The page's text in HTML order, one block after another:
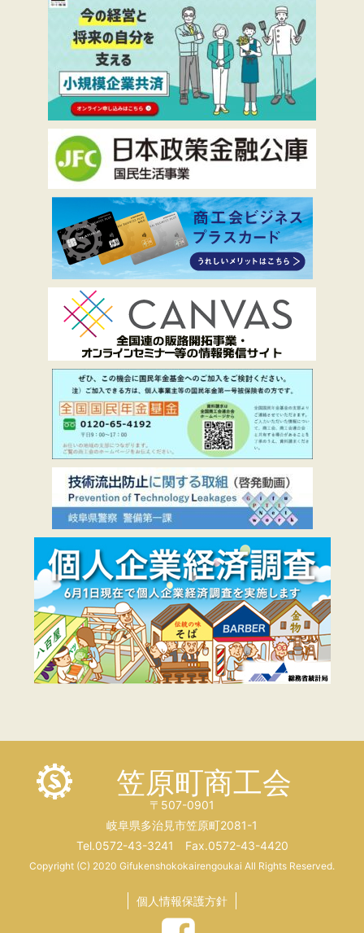
笠原町商工会
〒507-0901
岐阜県多治見市笠原町2081-1
Tel.0572-43-3241 Fax.0572-43-4420
Copyright (C) 2020 Gifukenshokokairengoukai All Rights Reserved.
個人情報保護方針